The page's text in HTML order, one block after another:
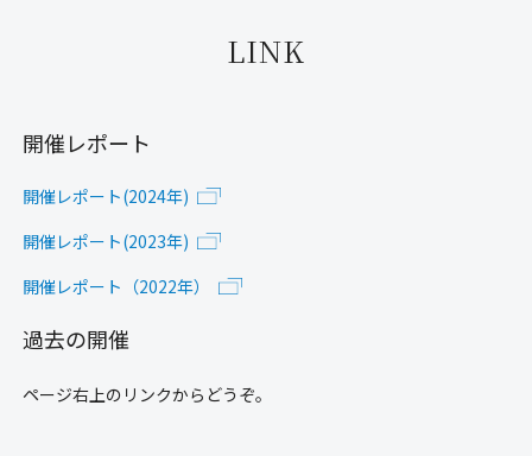
LINK
開催レポート
開催レポート(2024年)
開催レポート(2023年)
開催レポート（2022年）
過去の開催
ページ右上のリンクからどうぞ。